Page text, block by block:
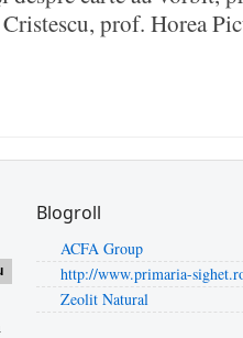
prof. Horea
Blogroll
ACFA Group
http://www.primaria-
Zeolit Natural